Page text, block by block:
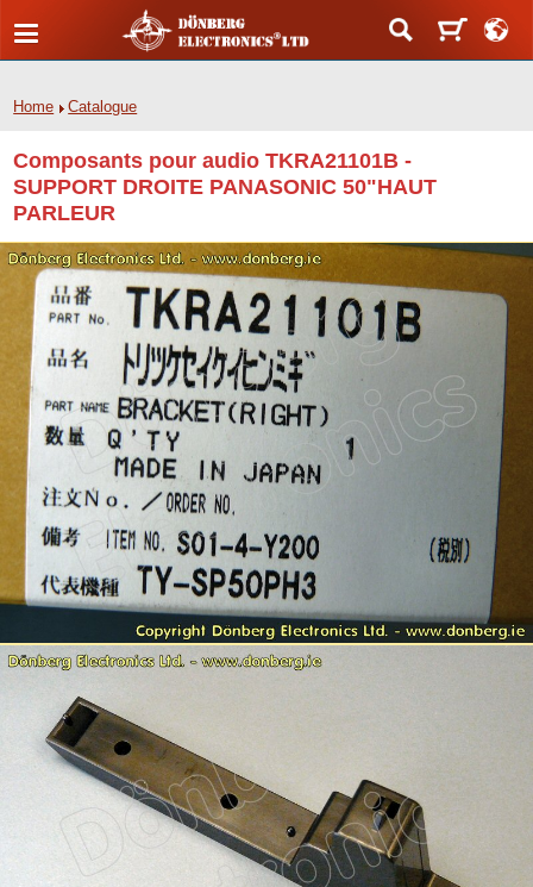
Home Catalogue
Composants pour audio TKRA21101B -
SUPPORT DROITE PANASONIC 50"HAUT
PARLEUR